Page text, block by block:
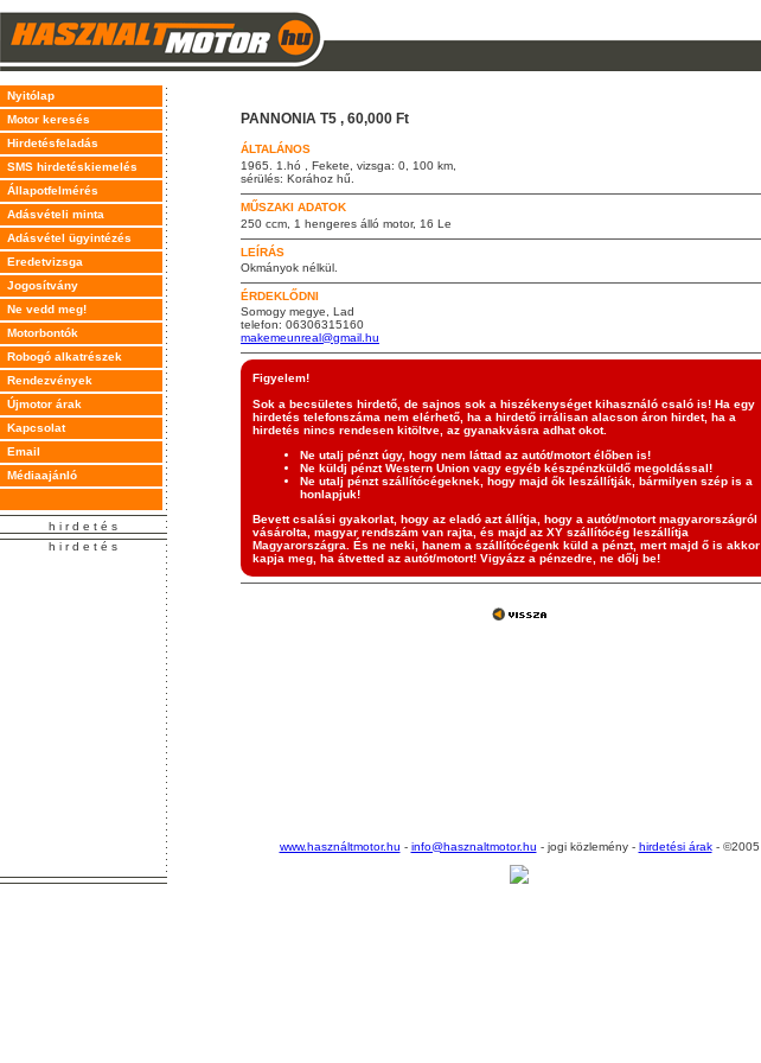
Nyitólap
Motor keresés
Hirdetésfeladás
SMS hirdetéskiemelés
Állapotfelmérés
Adásvételi minta
Adásvétel ügyintézés
Eredetvizsga
Jogosítvány
Ne vedd meg!
Motorbontók
Robogó alkatrészek
Rendezvények
Újmotor árak
Kapcsolat
Email
Médiaajánló
h i r d e t é s
h i r d e t é s
PANNONIA T5 , 60,000 Ft
ÁLTALÁNOS
1965. 1.hó , Fekete, vizsga: 0, 100 km,
sérülés: Korához hű.
MŰSZAKI ADATOK
250 ccm, 1 hengeres álló motor, 16 Le
LEÍRÁS
Okmányok nélkül.
ÉRDEKLŐDNI
Somogy megye, Lad
telefon: 06306315160
makemeunreal@gmail.hu
Figyelem!
Sok a becsületes hirdető, de sajnos sok a hiszékenységet kihasználó csaló is! Ha egy
hirdetés telefonszáma nem elérhető, ha a hirdető irrálisan alacson áron hirdet, ha a
hirdetés nincs rendesen kitöltve, az gyanakvásra adhat okot.
Ne utalj pénzt úgy, hogy nem láttad az autót/motort élőben is!
Ne küldj pénzt Western Union vagy egyéb készpénzküldő megoldással!
Ne utalj pénzt szállítócégeknek, hogy majd ők leszállítják, bármilyen szép is a
honlapjuk!
Bevett csalási gyakorlat, hogy az eladó azt állítja, hogy a autót/motort magyarországról
vásárolta, magyar rendszám van rajta, és majd az XY szállítócég leszállítja
Magyarországra. És ne neki, hanem a szállítócégenk küld a pénzt, mert majd ő is akkor
kapja meg, ha átvetted az autót/motort! Vigyázz a pénzedre, ne dőlj be!
www.használtmotor.hu - info@hasznaltmotor.hu - jogi közlemény - hirdetési árak- ©2005